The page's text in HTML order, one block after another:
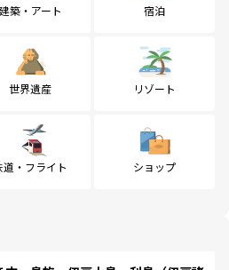
建築・アート 宿泊
世界遺産 リゾート
道・フライト ショップ